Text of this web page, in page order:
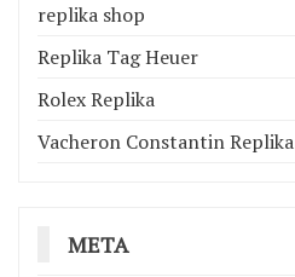
replika shop
Replika Tag Heuer
Rolex Replika
Vacheron Constantin Replika
META